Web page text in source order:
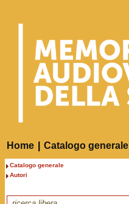
Home Catalogo generale
Catalogo generale
Autori